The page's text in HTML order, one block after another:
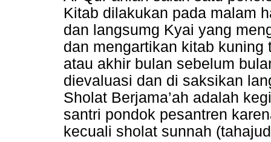
Kitab dilakukan pada malam
dan langsumg Kyai yang
dan mengartikan kitab
atau akhir bulan sebelum
dievaluasi dan di saksikan
Sholat Berjama’ah adalah
santri pondok pesantren
kecuali sholat sunnah